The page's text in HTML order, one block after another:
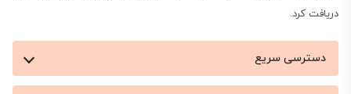
دریافت کرد.
دسترسی سریع